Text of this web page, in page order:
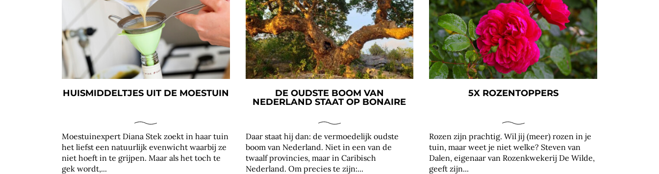
HUISMIDDELTJES UIT DE MOESTUIN
Moestuinexpert Diana Stek zoekt in haar tuin
het liefst een natuurlijk evenwicht waarbij ze
niet hoeft in te grijpen. Maar als het toch te
gek wordt,...
DE OUDSTE BOOM VAN
NEDERLAND STAAT OP BONAIRE
Daar staat hij dan: de vermoedelijk oudste
boom van Nederland. Niet in een van de
twaalf provincies, maar in Caribisch
Nederland. Om precies te zijn:...
5X ROZENTOPPERS
Rozen zijn prachtig. Wil jij (meer) rozen in je
tuin, maar weet je niet welke? Steven van
Dalen, eigenaar van Rozenkwekerij De Wilde,
geeft zijn...